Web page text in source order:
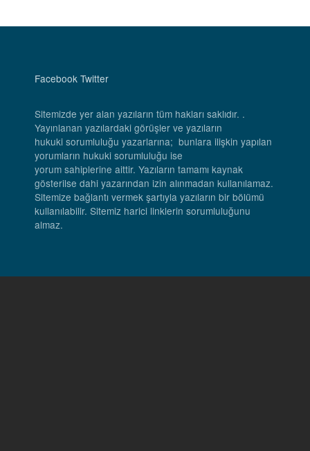
Facebook Twitter
Sitemizde yer alan yazıların tüm hakları saklıdır. .
Yayınlanan yazılardaki görüşler ve yazıların
hukuki sorumluluğu yazarlarına; bunlara ilişkin yapılan
yorumların hukuki sorumluluğu ise
yorum sahiplerine aittir. Yazıların tamamı kaynak
gösterilse dahi yazarından izin alınmadan kullanılamaz.
Sitemize bağlantı vermek şartıyla yazıların bir bölümü
kullanılabilir. Sitemiz harici linklerin sorumluluğunu
almaz.